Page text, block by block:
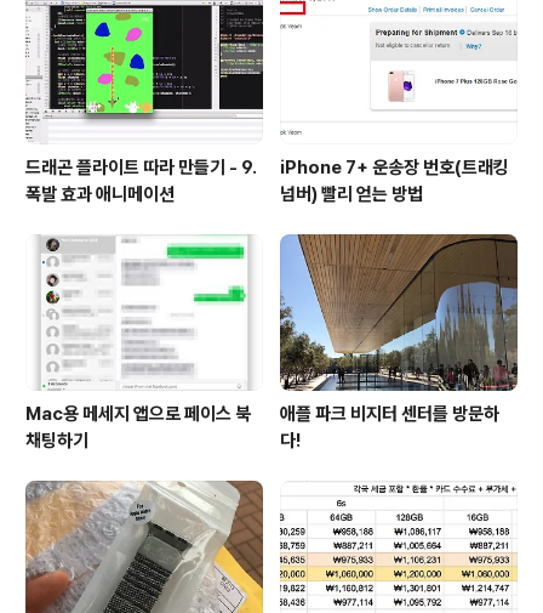
드래곤 플라이트 따라 만들기 - 9.
폭발 효과 애니메이션
iPhone 7+ 운송장 번호(트래킹
넘버) 빨리 얻는 방법
Mac용 메세지 앱으로 페이스 북
채팅하기
애플 파크 비지터 센터를 방문하
다!